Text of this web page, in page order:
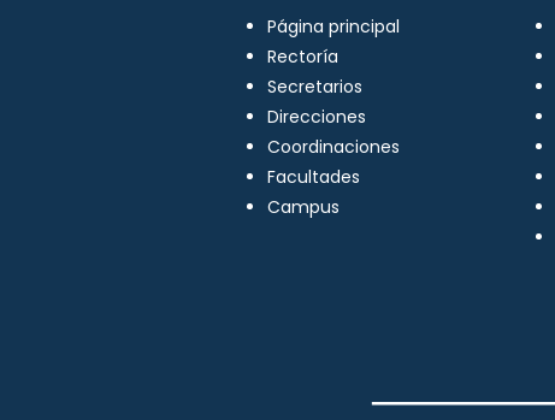
Página principal
Rectoría
Secretarios
Direcciones
Coordinaciones
Facultades
Campus